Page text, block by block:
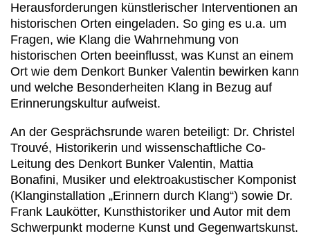
Herausforderungen künstlerischer Interventionen an
historischen Orten eingeladen. So ging es u.a. um
Fragen, wie Klang die Wahrnehmung von
historischen Orten beeinflusst, was Kunst an einem
Ort wie dem Denkort Bunker Valentin bewirken kann
und welche Besonderheiten Klang in Bezug auf
Erinnerungskultur aufweist.
An der Gesprächsrunde waren beteiligt: Dr. Christel
Trouvé, Historikerin und wissenschaftliche Co-
Leitung des Denkort Bunker Valentin, Mattia
Bonafini, Musiker und elektroakustischer Komponist
(Klanginstallation „Erinnern durch Klang“) sowie Dr.
Frank Laukötter, Kunsthistoriker und Autor mit dem
Schwerpunkt moderne Kunst und Gegenwartskunst.